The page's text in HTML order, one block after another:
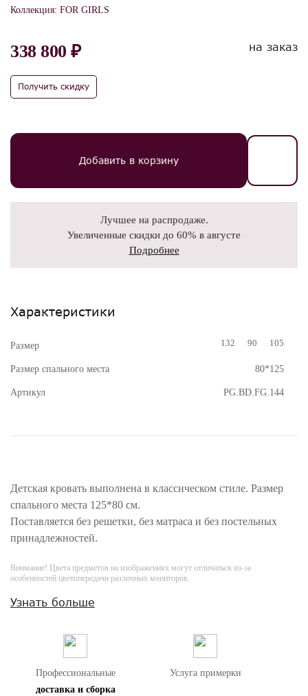
Коллекция: FOR GIRLS
338 800 ₽
Получить скидку
на заказ
Добавить в корзину
Лучшее на распродаже.
Увеличенные скидки до 60% в августе
Подробнее
Характеристики
Размер 132 90 105
Размер спального места 80*125
Артикул PG.BD.FG.144
Детская кровать выполнена в классическом стиле. Размер
спального места 125*80 см.
Поставляется без решетки, без матраса и без постельных
принадлежностей.
Внимание! Цвета предметов на изображениях могут отличаться из-за
особенностей цветопередачи различных мониторов.
Узнать больше
Профессиональные
доставка и сборка
Услуга примерки